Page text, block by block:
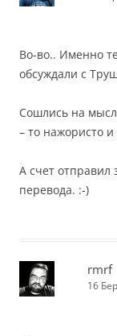
Во-во.. Именно
обсуждали с
Сошлись на
– то нажористо
А счет
перевода. :-)
rmrf
16